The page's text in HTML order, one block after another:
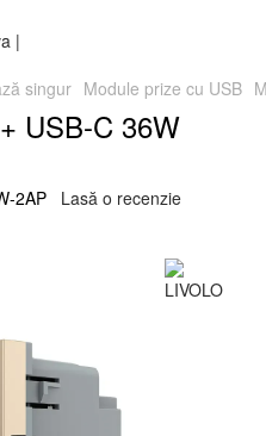
singur Module prize cu USB
USB-C 36W
2AP Lasă o recenzie